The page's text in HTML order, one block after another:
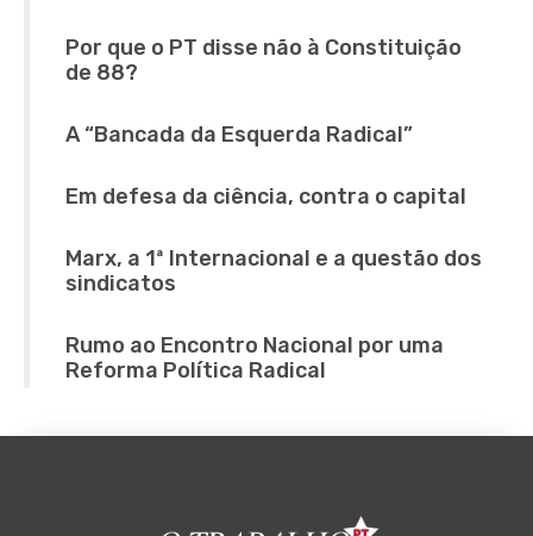
Por que o PT disse não à Constituição
de 88?
A “Bancada da Esquerda Radical”
Em defesa da ciência, contra o capital
Marx, a 1ª Internacional e a questão dos
sindicatos
Rumo ao Encontro Nacional por uma
Reforma Política Radical